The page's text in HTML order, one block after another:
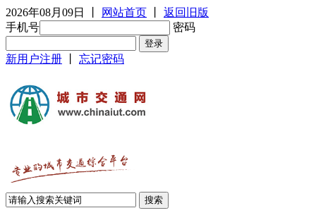
2026年08月09日 网站首页
返回旧版
手机号
密码
新用户注册 忘记密码